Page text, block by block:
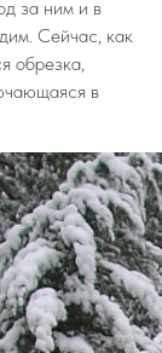
за ним и в
Сейчас, как
обрезка,
в